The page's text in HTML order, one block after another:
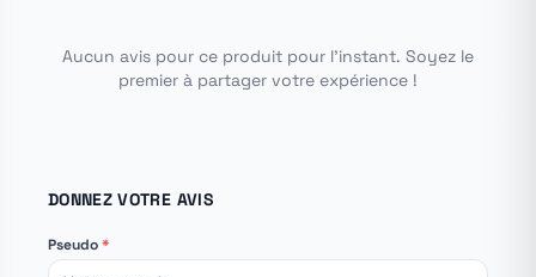
Aucun avis pour ce produit pour l'instant. Soyez le
premier à partager votre expérience !
DONNEZ VOTRE AVIS
Pseudo*